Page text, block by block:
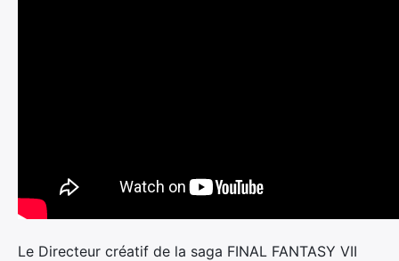
Le Directeur créatif de la saga FINAL FANTASY VII